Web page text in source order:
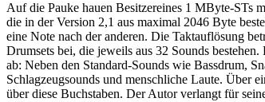
Auf die Pauke hauen Besitzereines 1 MByte-STs
die in der Version 2,1 aus maximal 2046 Byte
eine Note nach der anderen. Die Taktauflösung
Drumsets bei, die jeweils aus 32 Sounds
ab: Neben den Standard-Sounds wie Bassdrum,
Schlagzeugsounds und menschliche Laute. Über
über diese Buchstaben. Der Autor verlangt für